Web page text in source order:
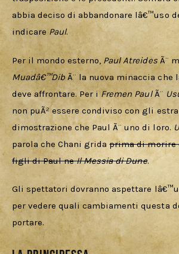
abbia deciso di abbandonare lâ€™uso
indicare Paul.
Per il mondo esterno, Paul Atreides Ã¨
Muadâ€™Dib Ã¨ la nuova minaccia che
deve affrontare. Per i Fremen Paul Ã¨
non puÃ² essere condiviso con gli
dimostrazione che Paul Ã¨ uno di loro.
parola che Chani grida prima di morire
figli di Paul ne Il Messia di Dune.
Gli spettatori dovranno aspettare
per vedere quali cambiamenti questa
portare.